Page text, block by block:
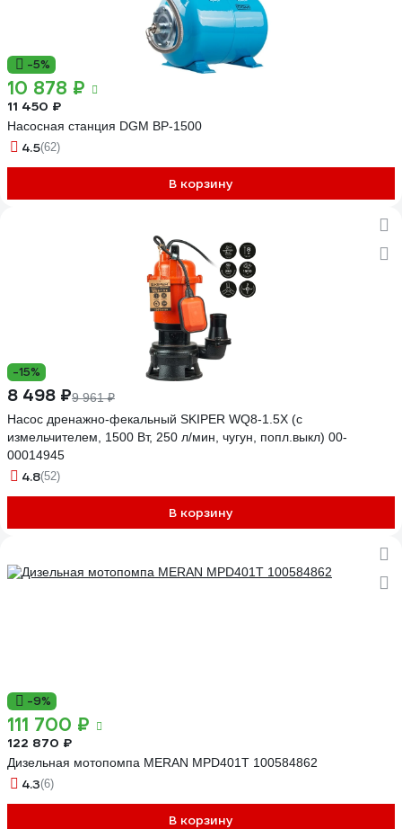
-5%
10 878 ₽
11 450 ₽
Насосная станция DGM BP-1500
4.5(62)
В корзину
-15%
8 498 ₽9 961 ₽
Насос дренажнo-фекальный SKIPER WQ8-1.5X (с
измельчителем, 1500 Вт, 250 л/мин, чугун, попл.выкл) 00-
00014945
4.8(52)
В корзину
-9%
111 700 ₽
122 870 ₽
Дизельная мотопомпа MERAN MPD401T 100584862
4.3(6)
В корзину